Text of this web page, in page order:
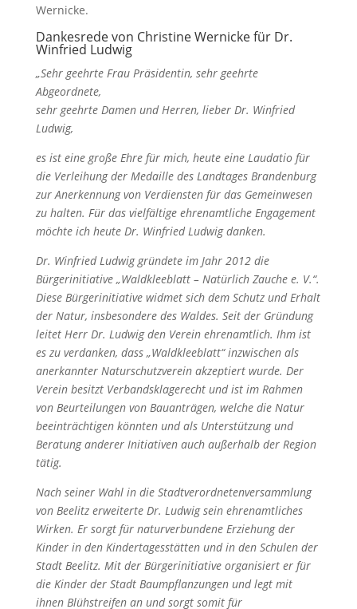
Wernicke.
Dankesrede von Christine Wernicke für Dr.
Winfried Ludwig
„Sehr geehrte Frau Präsidentin, sehr geehrte
Abgeordnete,
sehr geehrte Damen und Herren, lieber Dr. Winfried
Ludwig,
es ist eine große Ehre für mich, heute eine Laudatio für
die Verleihung der Medaille des Landtages Brandenburg
zur Anerkennung von Verdiensten für das Gemeinwesen
zu halten. Für das vielfältige ehrenamtliche Engagement
möchte ich heute Dr. Winfried Ludwig danken.
Dr. Winfried Ludwig gründete im Jahr 2012 die
Bürgerinitiative „Waldkleeblatt – Natürlich Zauche e. V.“.
Diese Bürgerinitiative widmet sich dem Schutz und Erhalt
der Natur, insbesondere des Waldes. Seit der Gründung
leitet Herr Dr. Ludwig den Verein ehrenamtlich. Ihm ist
es zu verdanken, dass „Waldkleeblatt“ inzwischen als
anerkannter Naturschutzverein akzeptiert wurde. Der
Verein besitzt Verbandsklagerecht und ist im Rahmen
von Beurteilungen von Bauanträgen, welche die Natur
beeinträchtigen könnten und als Unterstützung und
Beratung anderer Initiativen auch außerhalb der Region
tätig.
Nach seiner Wahl in die Stadtverordnetenversammlung
von Beelitz erweiterte Dr. Ludwig sein ehrenamtliches
Wirken. Er sorgt für naturverbundene Erziehung der
Kinder in den Kindertagesstätten und in den Schulen der
Stadt Beelitz. Mit der Bürgerinitiative organisiert er für
die Kinder der Stadt Baumpflanzungen und legt mit
ihnen Blühstreifen an und sorgt somit für